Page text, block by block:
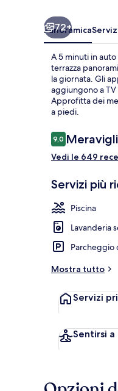
72+
Panoramica
A 5 minuti in
terrazza
la giornata. Gli
aggiungono a
Approfitta dei
a piedi.
Recensioni
9,09,0 su 10
Vedi le 649
Servizi più
Piscina
Lavanderia
Parcheggio
Mostra tutto
Servizi
Sentirsi a